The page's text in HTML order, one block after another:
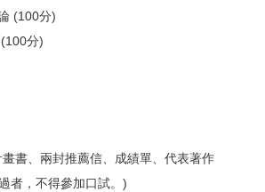
(100分)
分)
書、兩封推薦信、成績單、代表著作
者，不得參加口試。)